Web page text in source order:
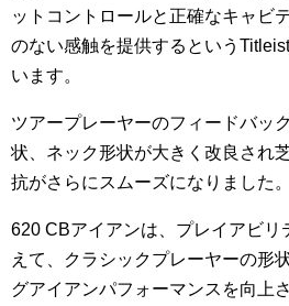
ットコントロールと正確なキャビ
のない感触を提供するという
います。
ツアープレーヤーのフィードバッ
状、ネック形状が大きく改良され
抗がさらにスムーズになりました。
620 CBアイアンは、プレイアビリ
えて、クラシックプレーヤーの形
グアイアンパフォーマンスを向上